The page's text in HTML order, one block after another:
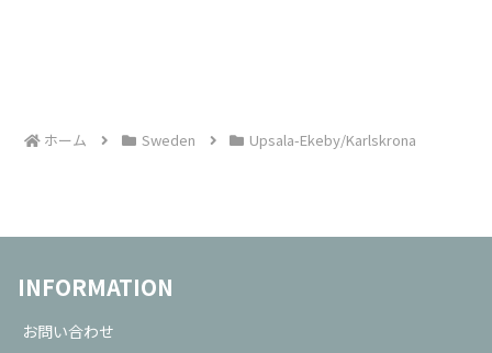
ホーム Sweden Upsala-Ekeby/Karlskrona
INFORMATION
お問い合わせ